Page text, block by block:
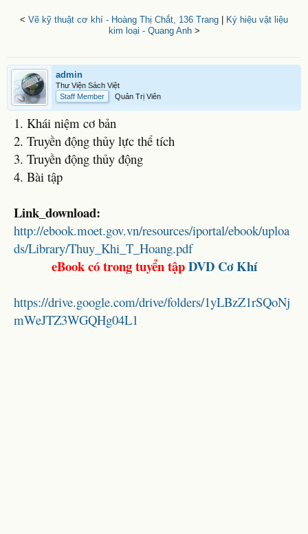
< Vẽ kỹ thuật cơ khí - Hoàng Thị Chắt, 136 Trang
Ký hiệu vật liệu
kim loại - Quang Anh>
admin
Thư Viện Sách Việt
Staff Member
Quản Trị Viên
1. Khái niệm cơ bản
2. Truyền động thủy lực thể tích
3. Truyền động thủy động
4. Bài tập
Link_download:
http://ebook.moet.gov.vn/resources/iportal/ebook/uploa
ds/Library/Thuy_Khi_T_Hoang.pdf
eBook có trong tuyển tậpDVD Cơ Khí
https://drive.google.com/drive/folders/1yLBzZ1rSQoNj
mWeJTZ3WGQHg04L1